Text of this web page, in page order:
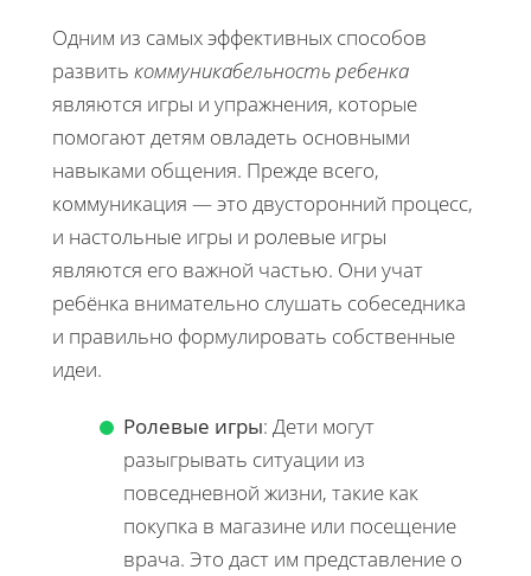
Одним из самых эффективных способов
развить коммуникабельность ребенка
являются игры и упражнения, которые
помогают детям овладеть основными
навыками общения. Прежде всего,
коммуникация — это двусторонний процесс,
и настольные игры и ролевые игры
являются его важной частью. Они учат
ребёнка внимательно слушать собеседника
и правильно формулировать собственные
идеи.
Ролевые игры: Дети могут
разыгрывать ситуации из
повседневной жизни, такие как
покупка в магазине или посещение
врача. Это даст им представление о